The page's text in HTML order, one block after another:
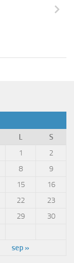
L
S
1
2
8
9
15
16
22
23
29
30
sep »